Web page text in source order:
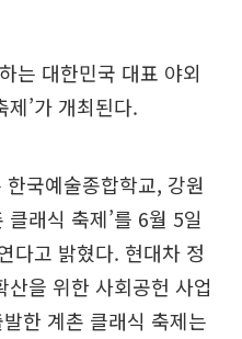
는 대한민국 대표 야외
제’가 개최된다.
국예술종합학교, 강원
래식 축제’를 6월 5일
다고 밝혔다. 현대차 정
을 위한 사회공헌 사업
한 계촌 클래식 축제는